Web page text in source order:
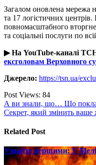
Загалом оновлена мережа
та 17 логістичних
повномасштабного
та соціальні послуги по
▶ На YouTube-каналі
ексголовам Верховного
Джерело: https://tsn.ua/
Post Views: 84
Навігація
записів
А ви знали, що… Що
Секрет, який змінить ваше
Related Post
Узнайте першими: У